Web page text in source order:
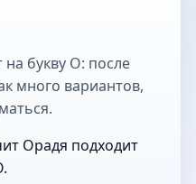
букву О: после
много вариантов,
Орадя подходит